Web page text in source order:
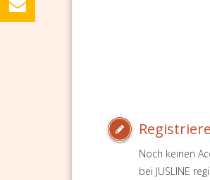
Noch keinen
bei JUSLINE